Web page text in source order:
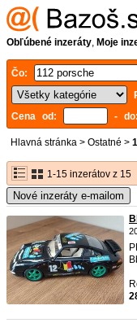
Obľúbené inzeráty, Moje
Čo:
Cena od:
-
Hlavná stránka > Ostatné >
1-15 inzerátov z 15
Nové inzeráty e-mailom